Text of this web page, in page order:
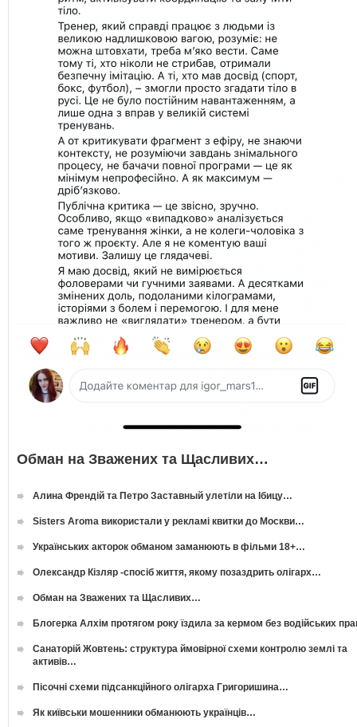
Обман на Зважених та Щасливих…
Алина Френдій та Петро Заставный улетіли на Ібицу…
Sisters Aroma використали у рекламі квитки до Москви…
Українських акторок обманом заманюють в фільми 18+…
Олександр Кізляр -спосіб життя, якому позаздрить олігарх…
Обман на Зважених та Щасливих…
Блогерка Алхім протягом року їздила за кермом без водійських
Санаторій Жовтень: структура ймовірної схеми контролю землі та
активів…
Пісочні схеми підсанкційного олігарха Григоришина…
Як київськи мошенники обманюють українців…